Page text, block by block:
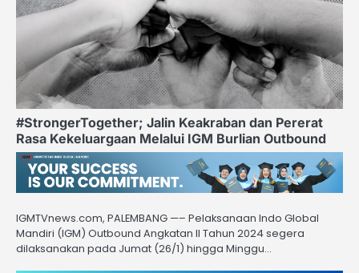
#StrongerTogether; Jalin Keakraban dan Pererat
Rasa Kekeluargaan Melalui IGM Burlian Outbound
IGMTVnews.com, PALEMBANG —– Pelaksanaan Indo Global
Mandiri (IGM) Outbound Angkatan II Tahun 2024 segera
dilaksanakan pada Jumat (26/1) hingga Minggu…